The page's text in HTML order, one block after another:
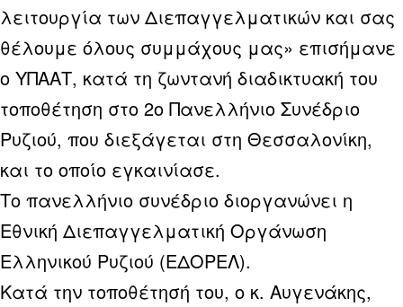
λειτουργία των Διεπαγγελματικών και σας
θέλουμε όλους συμμάχους μας» επισήμανε
ο ΥΠΑΑΤ, κατά τη ζωντανή διαδικτυακή του
τοποθέτηση στο 2ο Πανελλήνιο Συνέδριο
Ρυζιού, που διεξάγεται στη Θεσσαλονίκη,
και το οποίο εγκαινίασε.
Το πανελλήνιο συνέδριο διοργανώνει η
Εθνική Διεπαγγελματική Οργάνωση
Ελληνικού Ρυζιού (ΕΔΟΡΕΛ).
Κατά την τοποθέτησή του, ο κ. Αυγενάκης,